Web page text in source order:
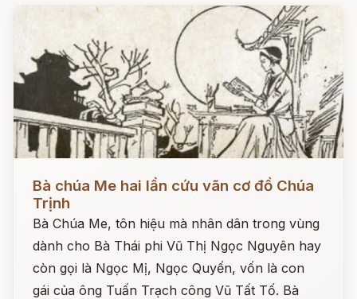
Bà chúa Me hai lần cứu vãn cơ đồ Chúa
Trịnh
Bà Chúa Me, tôn hiệu mà nhân dân trong vùng
dành cho Bà Thái phi Vũ Thị Ngọc Nguyên hay
còn gọi là Ngọc Mị, Ngọc Quyến, vốn là con
gái của ông Tuấn Trạch công Vũ Tất Tố. Bà